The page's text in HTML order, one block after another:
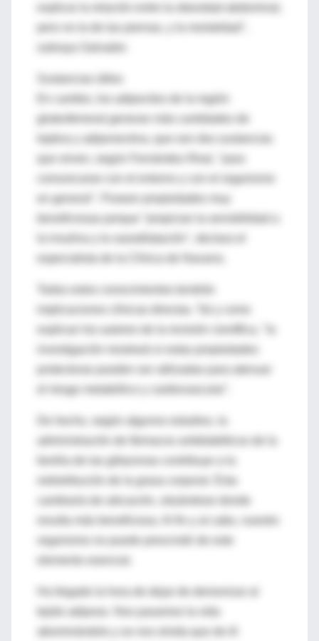
En cambio, los adipocitos de la región
gluteofemoral generan más cantidades de
que sirven, según Fernández-Real, "para
comunicarse con el entorno y con el organismo
en general". Poseen propiedades muy
beneficiosas porque "propician la sensibilidad a
investigación mostrará si estas propiedades
el riesgo metabólico y cardiovascular".
De hecho, según algunos estudios, la
organismo no puede prescindir de este
Ha llegado la hora de dejar de demonizar al